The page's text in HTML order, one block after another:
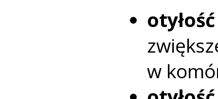
w